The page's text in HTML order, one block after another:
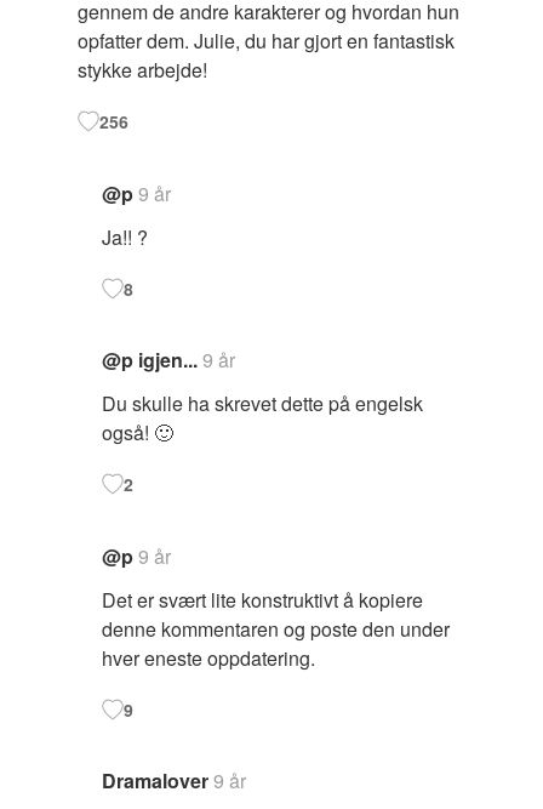
gennem de andre karakterer og hvordan hun
opfatter dem. Julie, du har gjort en fantastisk
stykke arbejde!
256
@p9 år
Ja!! ?
8
@p igjen...9 år
Du skulle ha skrevet dette på engelsk
også! 🙂
2
@p9 år
Det er svært lite konstruktivt å kopiere
denne kommentaren og poste den under
hver eneste oppdatering.
9
Dramalover9 år